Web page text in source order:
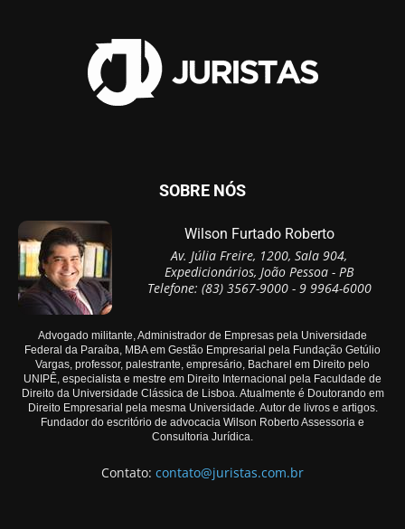
SOBRE NÓS
Wilson Furtado Roberto
Av. Júlia Freire, 1200, Sala 904,
Expedicionários, João Pessoa - PB
Telefone: (83) 3567-9000 - 9 9964-6000
Advogado militante, Administrador de Empresas pela Universidade
Federal da Paraíba, MBA em Gestão Empresarial pela Fundação Getúlio
Vargas, professor, palestrante, empresário, Bacharel em Direito pelo
UNIPÊ, especialista e mestre em Direito Internacional pela Faculdade de
Direito da Universidade Clássica de Lisboa. Atualmente é Doutorando em
Direito Empresarial pela mesma Universidade. Autor de livros e artigos.
Fundador do escritório de advocacia Wilson Roberto Assessoria e
Consultoria Jurídica.
Contato: contato@juristas.com.br